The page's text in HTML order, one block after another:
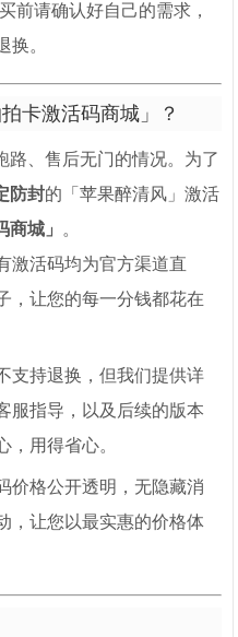
前请确认好自己的需求，
换。
卡激活码商城」？
路、售后无门的情况。为了
防封的「苹果醉清风」激活
商城」 。
激活码均为官方渠道直
，让您的每一分钱都花在
支持退换，但我们提供详
服指导，以及后续的版本
，用得省心。
价格公开透明，无隐藏消
，让您以最实惠的价格体